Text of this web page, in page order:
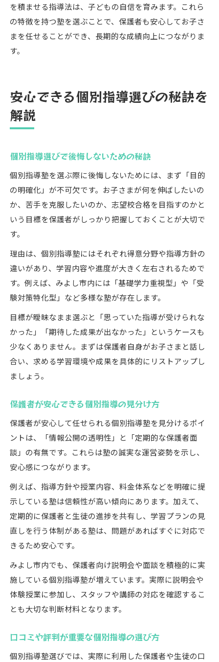
を積ませる指導法は、子どもの自信を育みます。これら
の特徴を持つ塾を選ぶことで、保護者も安心してお子さ
まを任せることができ、長期的な成績向上につながりま
す。
安心できる個別指導選びの秘訣を
解説
個別指導選びで後悔しないための秘訣
個別指導塾を選ぶ際に後悔しないためには、まず「目的
の明確化」が不可欠です。お子さまが何を伸ばしたいの
か、苦手を克服したいのか、志望校合格を目指すのかと
いう目標を保護者がしっかり把握しておくことが大切で
す。
理由は、個別指導塾にはそれぞれ得意分野や指導方針の
違いがあり、学習内容や進度が大きく左右されるためで
す。例えば、みよし市内には「基礎学力重視型」や「受
験対策特化型」など多様な塾が存在します。
目標が曖昧なまま選ぶと「思っていた指導が受けられな
かった」「期待した成果が出なかった」というケースも
少なくありません。まずは保護者自身がお子さまと話し
合い、求める学習環境や成果を具体的にリストアップし
ましょう。
保護者が安心できる個別指導の見分け方
保護者が安心して任せられる個別指導塾を見分けるポイ
ントは、「情報公開の透明性」と「定期的な保護者面
談」の有無です。これらは塾の誠実な運営姿勢を示し、
安心感につながります。
例えば、指導方針や授業内容、料金体系などを明確に提
示している塾は信頼性が高い傾向にあります。加えて、
定期的に保護者と生徒の進捗を共有し、学習プランの見
直しを行う体制がある塾は、問題があればすぐに対応で
きるため安心です。
みよし市内でも、保護者向け説明会や面談を積極的に実
施している個別指導塾が増えています。実際に説明会や
体験授業に参加し、スタッフや講師の対応を確認するこ
とも大切な判断材料となります。
口コミや評判が重要な個別指導の選び方
個別指導塾選びでは、実際に利用した保護者や生徒の口